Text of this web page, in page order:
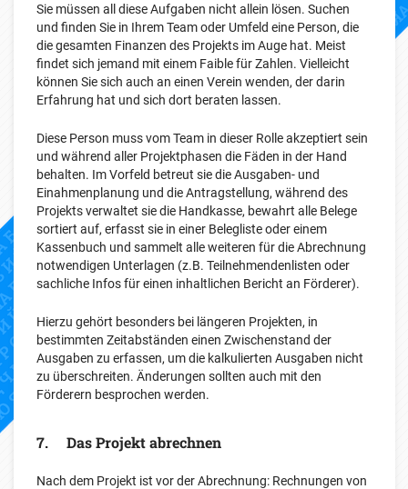
Sie müssen all diese Aufgaben nicht allein lösen. Suchen
und finden Sie in Ihrem Team oder Umfeld eine Person, die
die gesamten Finanzen des Projekts im Auge hat. Meist
findet sich jemand mit einem Faible für Zahlen. Vielleicht
können Sie sich auch an einen Verein wenden, der darin
Erfahrung hat und sich dort beraten lassen.
Diese Person muss vom Team in dieser Rolle akzeptiert sein
und während aller Projektphasen die Fäden in der Hand
behalten. Im Vorfeld betreut sie die Ausgaben- und
Einahmenplanung und die Antragstellung, während des
Projekts verwaltet sie die Handkasse, bewahrt alle Belege
sortiert auf, erfasst sie in einer Belegliste oder einem
Kassenbuch und sammelt alle weiteren für die Abrechnung
notwendigen Unterlagen (z.B. Teilnehmendenlisten oder
sachliche Infos für einen inhaltlichen Bericht an Förderer).
Hierzu gehört besonders bei längeren Projekten, in
bestimmten Zeitabständen einen Zwischenstand der
Ausgaben zu erfassen, um die kalkulierten Ausgaben nicht
zu überschreiten. Änderungen sollten auch mit den
Förderern besprochen werden.
7. Das Projekt abrechnen
Nach dem Projekt ist vor der Abrechnung: Rechnungen von